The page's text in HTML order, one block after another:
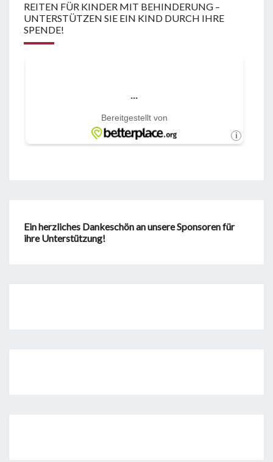
REITEN FÜR KINDER MIT BEHINDERUNG –
UNTERSTÜTZEN SIE EIN KIND DURCH IHRE
SPENDE!
Ein herzliches Dankeschön an unsere Sponsoren für
ihre Unterstützung!